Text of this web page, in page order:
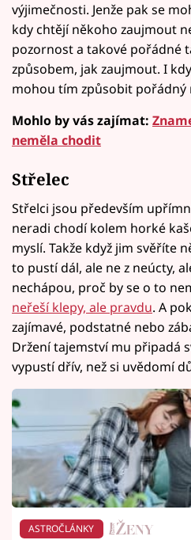
výjimečnosti. Jenže pak se
kdy chtějí někoho zaujmout
pozornost a takové pořádné
způsobem, jak zaujmout. I
mohou tím způsobit pořádný
Mohlo by vás zajímat:
neměla chodit
Střelec
Střelci jsou především
neradi chodí kolem horké
myslí. Takže když jim svěříte
to pustí dál, ale ne z neúcty,
nechápou, proč by se o to
neřeší klepy, ale pravdu. A
zajímavé, podstatné nebo
Držení tajemství mu připadá
vypustí dřív, než si uvědomí
ASTROČLÁNKY